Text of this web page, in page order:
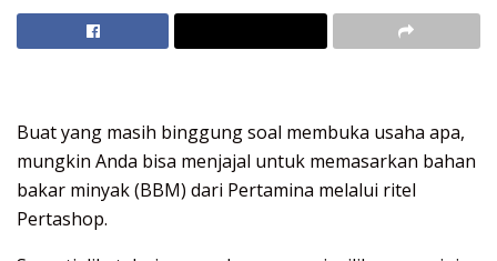
Buat yang masih binggung soal membuka usaha apa,
mungkin Anda bisa menjajal untuk memasarkan bahan
bakar minyak (BBM) dari Pertamina melalui ritel
Pertashop.